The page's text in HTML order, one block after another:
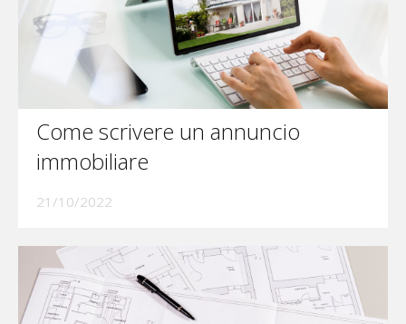
Come scrivere un annuncio
immobiliare
21/10/2022